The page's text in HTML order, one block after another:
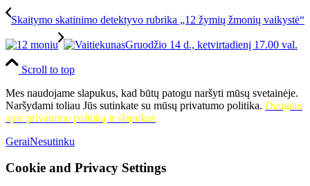
Skaitymo skatinimo detektyvo rubrika „12 žymių žmonių vaikystė“
Gruodžio 14 d., ketvirtadienį 17.00 val.
Scroll to top
Mes naudojame slapukus, kad būtų patogu naršyti mūsų svetainėje.
Naršydami toliau Jūs sutinkate su mūsų privatumo politika. Daugiau
apie privatumo politiką ir slapukus
GeraiNesutinku
Cookie and Privacy Settings